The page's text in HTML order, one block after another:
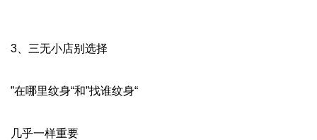
3、三无小店别选择
”在哪里纹身“和”找谁纹身“
几乎一样重要